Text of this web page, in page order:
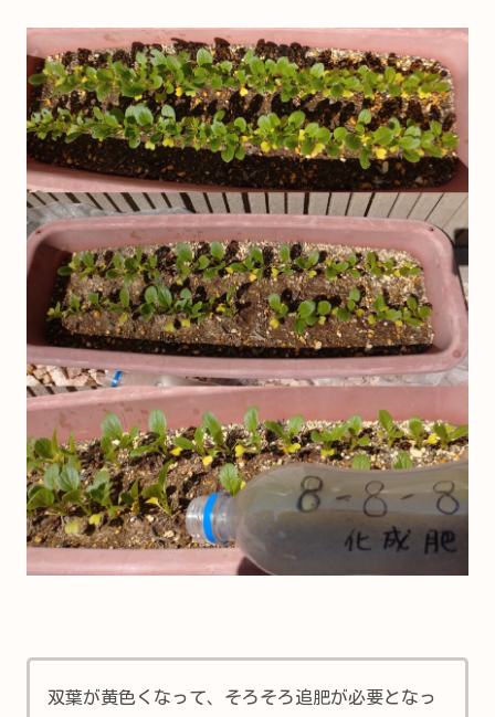
双葉が黄色くなって、そろそろ追肥が必要となっ